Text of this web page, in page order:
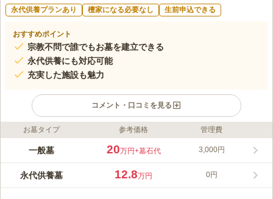
永代供養プランあり 檀家になる必要なし 生前申込できる
おすすめポイント
宗教不問で誰でもお墓を建立できる
永代供養にも対応可能
充実した施設も魅力
コメント・口コミを見る
ライフドット編集部のコメント
宗教不問で誰でも眠ることができる、設備や施設が充実した霊園
ない方でも無縁にならずに安心して眠ることができます。 墓域
の道は御影石張りになっており、高級感があり綺麗です。 駐車
お墓タイプ 参考価格 管理費
一般墓 20万円+墓石代 3,000円
永代供養墓 12.8万円 0円